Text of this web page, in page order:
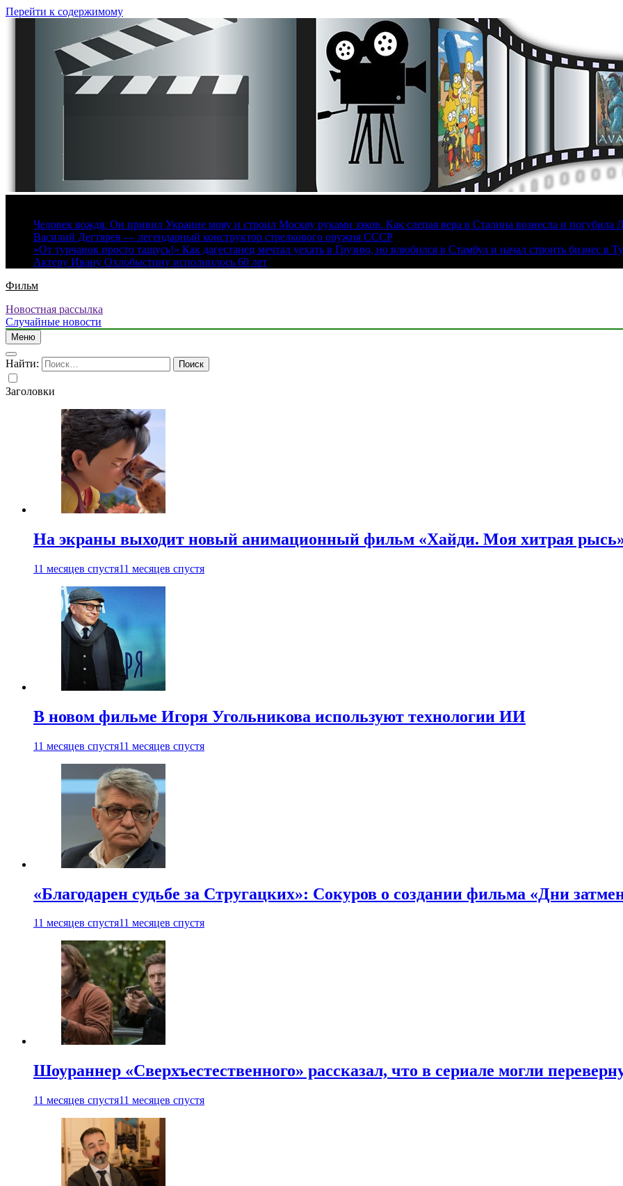
Перейти к содержимому
Человек вождя. Он привил Украине мову и строил Москву руками зэков. Как слепая вера в Сталина вознесла и погубила
Василий Дегтярев — легендарный конструктор стрелкового оружия СССР
«От турчанок просто тащусь!» Как дагестанец мечтал уехать в Грузию, но влюбился в Стамбул и начал строить бизнес в
Актеру Ивану Охлобыстину исполнилось 60 лет
Фильм
Новостная рассылка
Случайные новости
Меню
Найти:
Заголовки
На экраны выходит новый анимационный фильм «Хайди. Моя хитрая
11 месяцев спустя11 месяцев спустя
В новом фильме Игоря Угольникова используют технологии ИИ
11 месяцев спустя11 месяцев спустя
«Благодарен судьбе за Стругацких»: Сокуров о создании фильма «Дни
11 месяцев спустя11 месяцев спустя
Шоураннер «Сверхъестественного» рассказал, что в сериале могли
11 месяцев спустя11 месяцев спустя